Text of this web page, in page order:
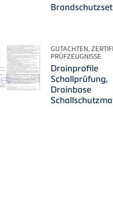
Brandschutzset
GUTACHTEN,
PRÜFZEUGNISSE
Drainprofile
Schallprüfung,
Drainbase